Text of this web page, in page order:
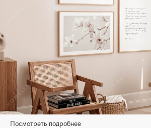
Посмотреть подробнее